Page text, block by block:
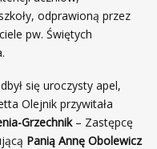
odprawioną przez
pw. Świętych
się uroczysty apel,
Olejnik przywitała
Grzechnik– Zastępcę
Panią Annę Obolewicz